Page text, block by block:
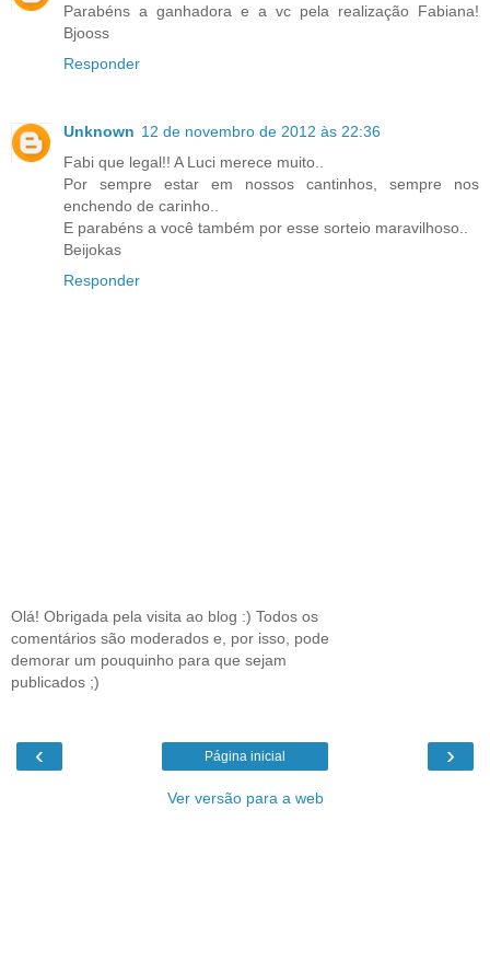
Parabéns a ganhadora e a vc pela realização Fabiana!
Bjooss
Responder
Unknown 12 de novembro de 2012 às 22:36
Fabi que legal!! A Luci merece muito..
Por sempre estar em nossos cantinhos, sempre nos
enchendo de carinho..
E parabéns a você também por esse sorteio maravilhoso..
Beijokas
Responder
Olá! Obrigada pela visita ao blog :) Todos os
comentários são moderados e, por isso, pode
demorar um pouquinho para que sejam
publicados ;)
‹ ›
Página inicial
Ver versão para a web